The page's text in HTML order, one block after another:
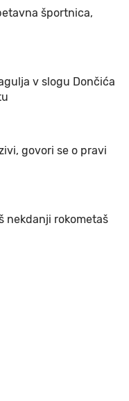
športnica,
v slogu Dončića
govori se o pravi
nekdanji rokometaš